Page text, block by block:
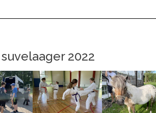
suvelaager 2022